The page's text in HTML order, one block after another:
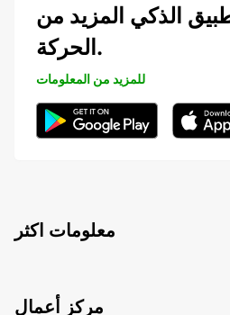
الذكي المزيد من
الحركة.
للمزيد من المعلومات
معلومات اكثر
مركز أعمال